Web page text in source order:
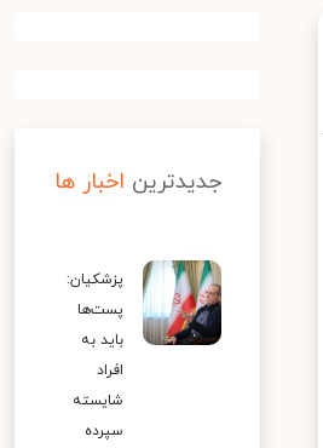
جدیدترین اخبار ها
پزشکیان:
پست‌ها
باید به
افراد
شایسته
سپرده